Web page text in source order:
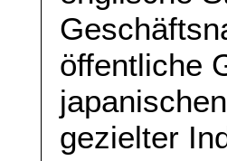
öffentliche
gezielter